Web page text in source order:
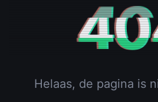
Helaas, de pagina is